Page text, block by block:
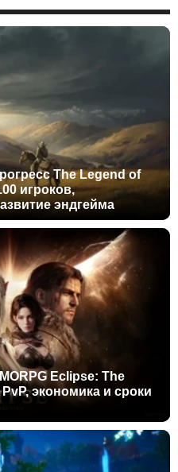
The Legend of
игроков,
эндгейма
Eclipse: The
экономика и сроки